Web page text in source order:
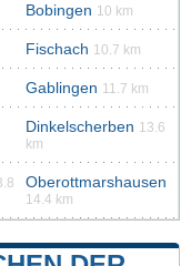
Bobingen 10 km
Fischach 10.7 km
Gablingen 11.7 km
Dinkelscherben 13.6
km
Oberottmarshausen
14.4 km